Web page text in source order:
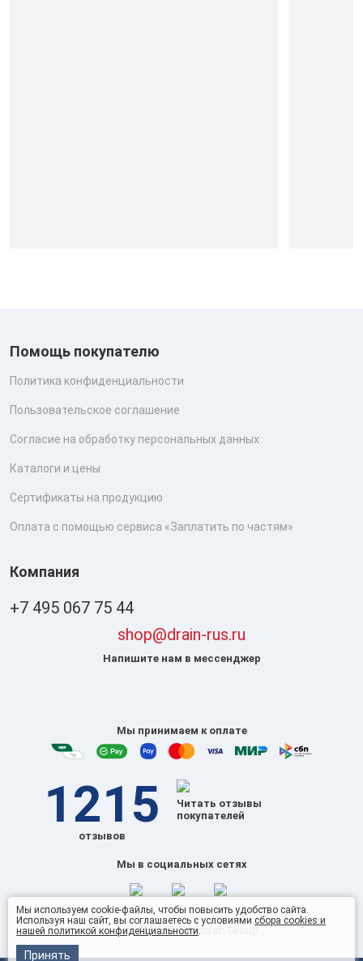
Помощь покупателю
Политика конфиденциальности
Пользовательское соглашение
Согласие на обработку персональных данных
Каталоги и цены
Сертификаты на продукцию
Оплата с помощью сервиса «Заплатить по частям»
Компания
+7 495 067 75 44
shop@drain-rus.ru
Напишите нам в мессенджер
Мы принимаем к оплате
1215
отзывов
Читать отзывы
покупателей
Мы в социальных сетях
© 2026 Omnisan Group
Мы используем cookie-файлы, чтобы повысить удобство сайта.
Используя наш сайт, вы соглашаетесь с условиями сбора cookies и
нашей политикой конфиденциальности.
Принять